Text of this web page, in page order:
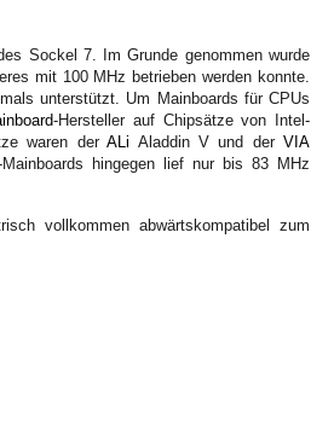
Sockel 7. Im Grunde genommen wurde
mit 100 MHz betrieben werden konnte.
unterstützt. Um Mainboards für CPUs
-Hersteller auf Chipsätze von Intel-
waren derALi Aladdin V und derVIA
hingegen lief nur bis 83 MHz
vollkommen abwärtskompatibel zum